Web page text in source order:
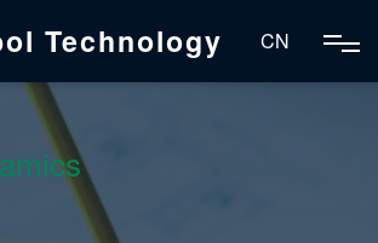
Technology CN